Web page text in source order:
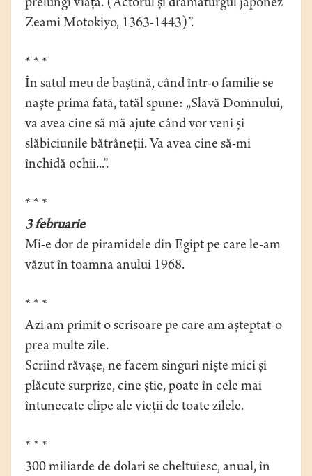
prelungi viața. (Actorul și dramaturgul japonez
Zeami Motokiyo, 1363-1443)”.
* * *
În satul meu de baștină, când într-o familie se
naște prima fată, tatăl spune: „Slavă Domnului,
va avea cine să mă ajute când vor veni și
slăbiciunile bătrâneții. Va avea cine să-mi
închidă ochii...”.
* * *
3 februarie
Mi-e dor de piramidele din Egipt pe care le-am
văzut în toamna anului 1968.
* * *
Azi am primit o scrisoare pe care am așteptat-o
prea multe zile.
Scriind răvaşe, ne facem singuri niște mici și
plăcute surprize, cine știe, poate în cele mai
întunecate clipe ale vieții de toate zilele.
* * *
300 miliarde de dolari se cheltuiesc, anual, în